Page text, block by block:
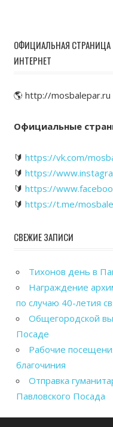
ОФИЦИАЛЬНАЯ
ИНТЕРНЕТ
🌎 http://mosbalepar.ru
Официальные
🔰 https://vk.com/
🔰 https://
🔰 https://
🔰 https://t.me/
СВЕЖИЕ ЗАПИСИ
Тихонов день в
Награждение
по случаю 40-летия
Общегородской
Посаде
Рабочие
благочиния
Отправка
Павловского Посада